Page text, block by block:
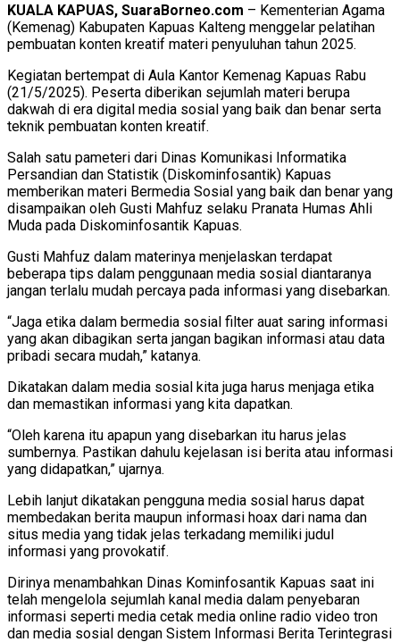
KUALA KAPUAS, SuaraBorneo.com – Kementerian Agama
(Kemenag) Kabupaten Kapuas Kalteng menggelar pelatihan
pembuatan konten kreatif materi penyuluhan tahun 2025.
Kegiatan bertempat di Aula Kantor Kemenag Kapuas Rabu
(21/5/2025). Peserta diberikan sejumlah materi berupa
dakwah di era digital media sosial yang baik dan benar serta
teknik pembuatan konten kreatif.
Salah satu pameteri dari Dinas Komunikasi Informatika
Persandian dan Statistik (Diskominfosantik) Kapuas
memberikan materi Bermedia Sosial yang baik dan benar yang
disampaikan oleh Gusti Mahfuz selaku Pranata Humas Ahli
Muda pada Diskominfosantik Kapuas.
Gusti Mahfuz dalam materinya menjelaskan terdapat
beberapa tips dalam penggunaan media sosial diantaranya
jangan terlalu mudah percaya pada informasi yang disebarkan.
“Jaga etika dalam bermedia sosial filter auat saring informasi
yang akan dibagikan serta jangan bagikan informasi atau data
pribadi secara mudah,” katanya.
Dikatakan dalam media sosial kita juga harus menjaga etika
dan memastikan informasi yang kita dapatkan.
“Oleh karena itu apapun yang disebarkan itu harus jelas
sumbernya. Pastikan dahulu kejelasan isi berita atau informasi
yang didapatkan,” ujarnya.
Lebih lanjut dikatakan pengguna media sosial harus dapat
membedakan berita maupun informasi hoax dari nama dan
situs media yang tidak jelas terkadang memiliki judul
informasi yang provokatif.
Dirinya menambahkan Dinas Kominfosantik Kapuas saat ini
telah mengelola sejumlah kanal media dalam penyebaran
informasi seperti media cetak media online radio video tron
dan media sosial dengan Sistem Informasi Berita Terintegrasi